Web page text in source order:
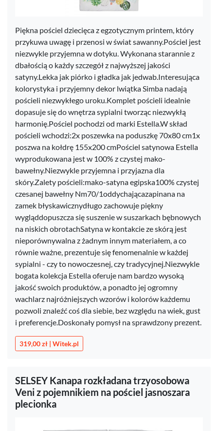
Piękna pościel dziecięca z egzotycznym printem, który
przykuwa uwagę i przenosi w świat sawanny.Pościel jest
niezwykle przyjemna w dotyku. Wykonana starannie z
dbałością o każdy szczegół z najwyższej jakości
satyny.Lekka jak piórko i gładka jak jedwab.Interesująca
kolorystyka i przyjemny dekor lwiątka Simba nadają
pościeli niezwykłego uroku.Komplet pościeli idealnie
dopasuje się do wnętrza sypialni tworząc niezwykłą
harmonię.Pościel pochodzi od marki Estella.W skład
pościeli wchodzi:2x poszewka na poduszkę 70x80 cm1x
poszwa na kołdrę 155x200 cmPościel satynowa Estella
wyprodukowana jest w 100% z czystej mako-
bawełny.Niezwykle przyjemna i przyjazna dla
skóry.Zalety pościeli:mako-satyna egipska100% czystej
czesanej bawełny Nm70/1oddychającazapinana na
zamek błyskawicznydługo zachowuje piękny
wygląddopuszcza się suszenie w suszarkach bębnowych
na niskich obrotachSatyna w kontakcie ze skórą jest
nieporównywalna z żadnym innym materiałem, a co
równie ważne, prezentuje się fenomenalnie w każdej
sypialni - czy to nowoczesnej, czy tradycyjnej.Niezwykle
bogata kolekcja Estella oferuje nam bardzo wysoką
jakość swoich produktów, a ponadto jej ogromny
wachlarz najróżniejszych wzorów i kolorów każdemu
pozwoli znaleźć coś dla siebie, bez względu na wiek, gust
i preferencje.Doskonały pomysł na sprawdzony prezent.
319,00 zł | Witek.pl
SELSEY Kanapa rozkładana trzyosobowa
Veni z pojemnikiem na pościel jasnoszara
plecionka